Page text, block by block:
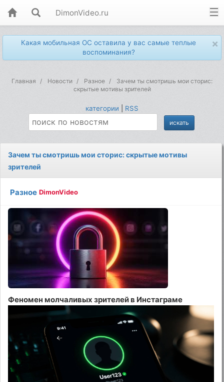
DimonVideo.ru
×
Какая мобильная ОС оставила у вас самые теплые
воспоминания?
Главная Новости Разное
Зачем ты смотришь мои сторис:
скрытые мотивы зрителей
категории RSS
Зачем ты смотришь мои сторис: скрытые мотивы
зрителей
Разное DimonVideo
Феномен молчаливых зрителей в Инстаграме